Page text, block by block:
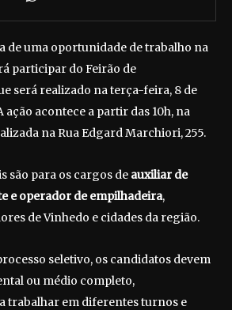
de uma oportunidade de trabalho na
participar do Feirão de
será realizado na terça-feira, 8 de
ação acontece a partir das 10h, na
na Rua Edgard Marchiori, 255.
são para os cargos de auxiliar de
e operador de empilhadeira,
de Vinhedo e cidades da região.
seletivo, os candidatos devem
ou médio completo,
trabalhar em diferentes turnos e